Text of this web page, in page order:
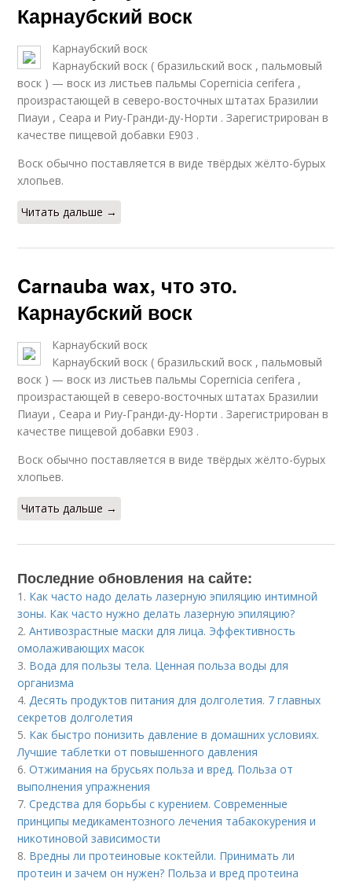
Карнаубский воск
Карнаубский воск
Карнаубский воск ( бразильский воск , пальмовый
воск ) — воск из листьев пальмы Copernicia cerifera ,
произрастающей в северо-восточных штатах Бразилии
Пиауи , Сеара и Риу-Гранди-ду-Норти . Зарегистрирован в
качестве пищевой добавки Е903 .
Воск обычно поставляется в виде твёрдых жёлто-бурых
хлопьев.
Читать дальше →
Carnauba wax, что это.
Карнаубский воск
Карнаубский воск
Карнаубский воск ( бразильский воск , пальмовый
воск ) — воск из листьев пальмы Copernicia cerifera ,
произрастающей в северо-восточных штатах Бразилии
Пиауи , Сеара и Риу-Гранди-ду-Норти . Зарегистрирован в
качестве пищевой добавки Е903 .
Воск обычно поставляется в виде твёрдых жёлто-бурых
хлопьев.
Читать дальше →
Последние обновления на сайте:
1. Как часто надо делать лазерную эпиляцию интимной
зоны. Как часто нужно делать лазерную эпиляцию?
2.Антивозрастные маски для лица. Эффективность
омолаживающих масок
3. Вода для пользы тела. Ценная польза воды для
организма
4.Десять продуктов питания для долголетия. 7 главных
секретов долголетия
5. Как быстро понизить давление в домашних условиях.
Лучшие таблетки от повышенного давления
6.Отжимания на брусьях польза и вред. Польза от
выполнения упражнения
7.Средства для борьбы с курением. Современные
принципы медикаментозного лечения табакокурения и
никотиновой зависимости
8. Вредны ли протеиновые коктейли. Принимать ли
протеин и зачем он нужен? Польза и вред протеина